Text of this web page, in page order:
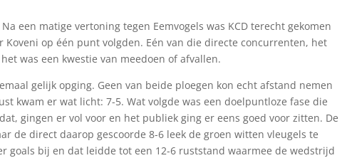
een matige vertoning tegen Eemvogels was KCD terecht gekomen
op één punt volgden. Eén van die directe concurrenten, het
was een kwestie van meedoen of afvallen.
gelijk opging. Geen van beide ploegen kon echt afstand nemen
kwam er wat licht: 7-5. Wat volgde was een doelpuntloze fase die
gingen er vol voor en het publiek ging er eens goed voor zitten. De
de direct daarop gescoorde 8-6 leek de groen witten vleugels te
goals bij en dat leidde tot een 12-6 ruststand waarmee de wedstrijd